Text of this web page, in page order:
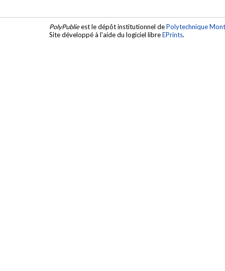
PolyPublieest le dépôt institutionnel dePolytechnique
Site développé à l'aide du logiciel libreEPrints.